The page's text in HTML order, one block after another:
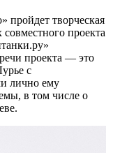
пройдет творческая
проекта
проекта — это
с
лично ему
в том числе о